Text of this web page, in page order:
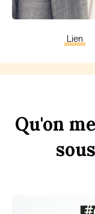
Lien
Qu'on
sous